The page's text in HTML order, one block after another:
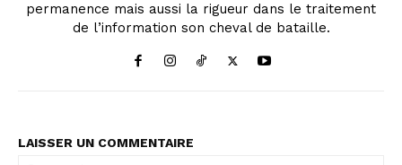
permanence mais aussi la rigueur dans le traitement
de l’information son cheval de bataille.
LAISSER UN COMMENTAIRE